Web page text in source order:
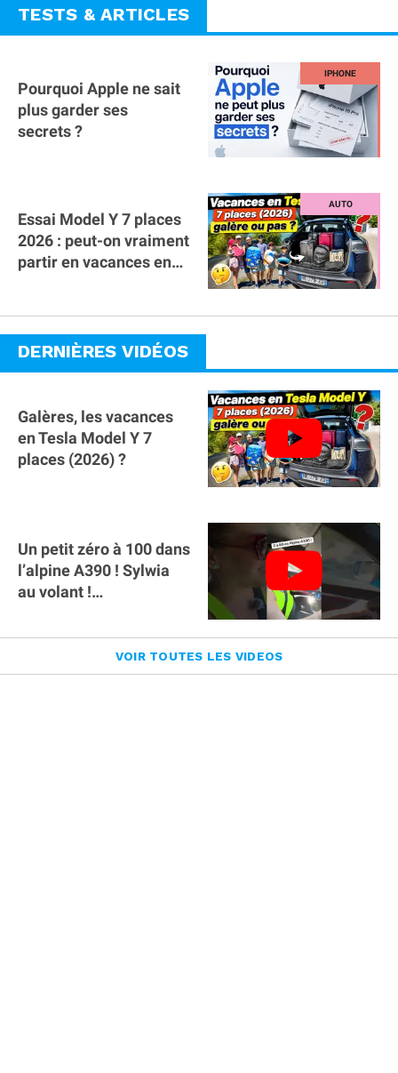
TESTS & ARTICLES
Pourquoi Apple ne sait
plus garder ses
secrets ?
Essai Model Y 7 places
2026 : peut-on vraiment
partir en vacances en
DERNIÈRES VIDÉOS
Galères, les vacances
en Tesla Model Y 7
places (2026) ?
Un petit zéro à 100 dans
l’alpine A390 ￼! Sylwia
au volant !
#alpine #a390
VOIR TOUTES LES VIDEOS